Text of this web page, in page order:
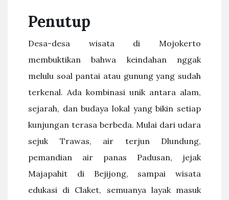
Penutup
Desa-desa wisata di Mojokerto
membuktikan bahwa keindahan nggak
melulu soal pantai atau gunung yang sudah
terkenal. Ada kombinasi unik antara alam,
sejarah, dan budaya lokal yang bikin setiap
kunjungan terasa berbeda. Mulai dari udara
sejuk Trawas, air terjun Dlundung,
pemandian air panas Padusan, jejak
Majapahit di Bejijong, sampai wisata
edukasi di Claket, semuanya layak masuk